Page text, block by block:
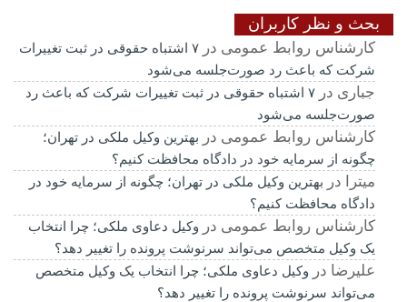
بحث و نظر کاربران
کارشناس روابط عمومی در
۷ اشتباه حقوقی در ثبت تغییرات
شرکت که باعث رد صورت‌جلسه می‌شود
جباری در
۷ اشتباه حقوقی در ثبت تغییرات شرکت که باعث رد
صورت‌جلسه می‌شود
کارشناس روابط عمومی در
بهترین وکیل ملکی در تهران؛
چگونه از سرمایه خود در دادگاه محافظت کنیم؟
میترا در
بهترین وکیل ملکی در تهران؛ چگونه از سرمایه خود در
دادگاه محافظت کنیم؟
کارشناس روابط عمومی در
وکیل دعاوی ملکی؛ چرا انتخاب
یک وکیل متخصص می‌تواند سرنوشت پرونده را تغییر دهد؟
علیرضا در
وکیل دعاوی ملکی؛ چرا انتخاب یک وکیل متخصص
می‌تواند سرنوشت پرونده را تغییر دهد؟